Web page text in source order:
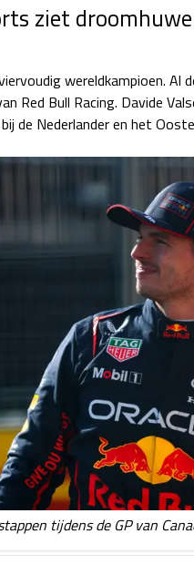
ziet
wereldkampioen. Al
Red Bull Racing. Davide
de Nederlander en het
tijdens de GP van